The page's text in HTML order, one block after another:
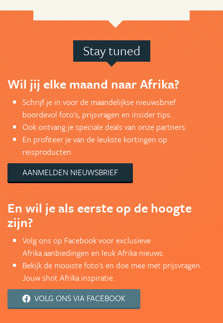
Stay tuned
Wil jij elke maand naar Afrika?
Schrijf je in voor de maandelijkse nieuwsbrief
boordevol foto's, prijsvragen en insider tips.
Ook ontvang je speciale deals van onze partners.
En profiteer je van de leukste kortingen op
reisproducten.
AANMELDEN NIEUWSBRIEF
En wil je als eerste op de hoogte
zijn?
Volg ons op Facebook voor exclusieve
Afrika aanbiedingen en leuk Afrika nieuws.
Bekijk de mooiste foto's en doe mee met prijsvragen.
Jouw shot Afrika inspiratie.
VOLG ONS VIA FACEBOOK